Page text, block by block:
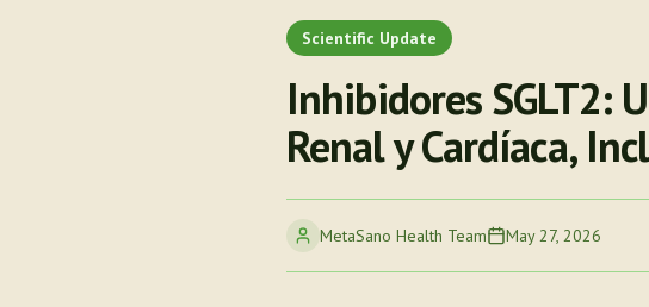
Scientific Update
Inhibidores SGLT2:
Renal y Cardíaca,
MetaSano Health Team May 27, 2026